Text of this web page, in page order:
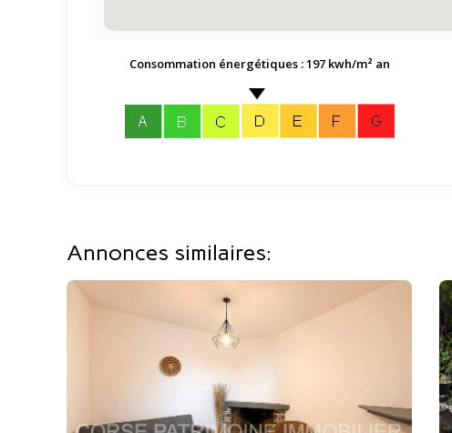
Consommation énergétiques : 197 kwh/m² an
Annonces similaires: